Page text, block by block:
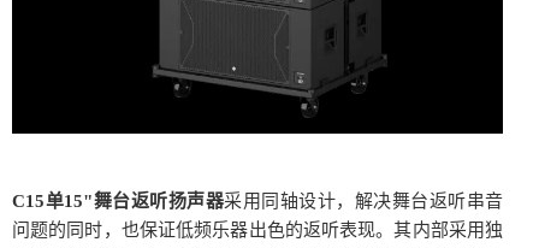
C15单15"舞台返听扬声器采用同轴设计，解决舞台返听串音
问题的同时，也保证低频乐器出色的返听表现。其内部采用独